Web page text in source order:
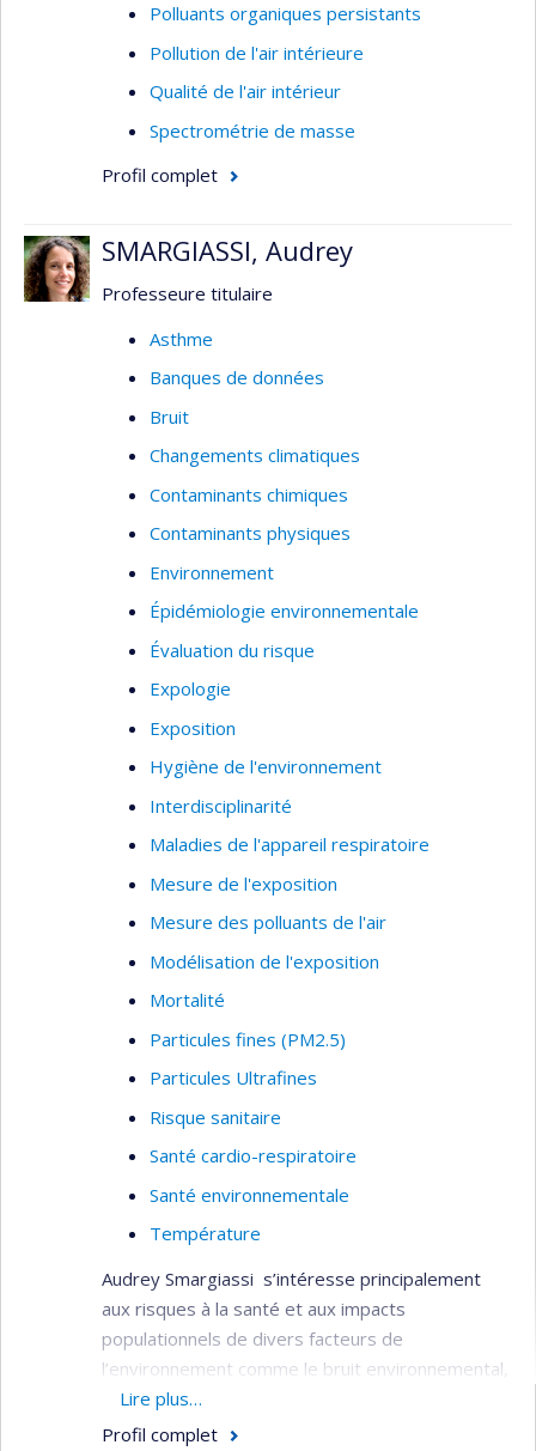
Polluants organiques persistants
Pollution de l'air intérieure
Qualité de l'air intérieur
Spectrométrie de masse
Profil complet
SMARGIASSI, Audrey
Professeure titulaire
Asthme
Banques de données
Bruit
Changements climatiques
Contaminants chimiques
Contaminants physiques
Environnement
Épidémiologie environnementale
Évaluation du risque
Expologie
Exposition
Hygiène de l'environnement
Interdisciplinarité
Maladies de l'appareil respiratoire
Mesure de l'exposition
Mesure des polluants de l'air
Modélisation de l'exposition
Mortalité
Particules fines (PM2.5)
Particules Ultrafines
Risque sanitaire
Santé cardio-respiratoire
Santé environnementale
Température
Audrey Smargiassi s’intéresse principalement
aux risques à la santé et aux impacts
populationnels de divers facteurs de
l’environnement comme le bruit environnemental,
les polluants de l’air ambiant et les changements
climatiques.
Lire plus…
Profil complet